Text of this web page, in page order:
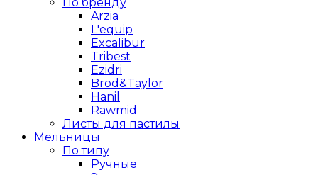
Arzia
L'equip
Excalibur
Tribest
Ezidri
Brod&Taylor
Hanil
Rawmid
Листы для пастилы
Мельницы
По типу
Ручные